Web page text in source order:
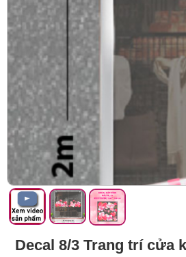
Decal 8/3 Trang trí cửa